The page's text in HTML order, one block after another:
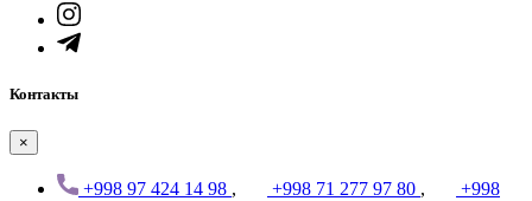
Контакты
×
+998 97 424 14 98 , +998 71 277 97 80 ,
+998